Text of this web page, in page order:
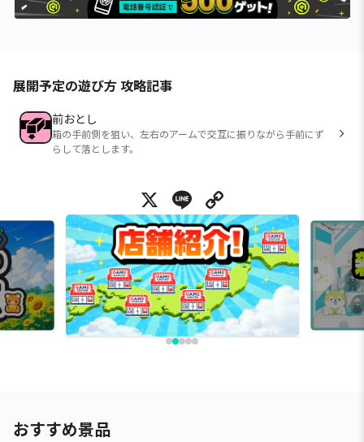
展開予定の遊び方 攻略記事
前おとし
箱の手前側を狙い、左右のアームで交互に振りながら手前にず
らして落とします。
X Line
おすすめ景品